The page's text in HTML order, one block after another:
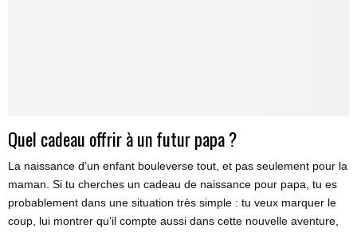
Quel cadeau offrir à un futur papa ?
La naissance d’un enfant bouleverse tout, et pas seulement pour la
maman. Si tu cherches un cadeau de naissance pour papa, tu es
probablement dans une situation très simple : tu veux marquer le
coup, lui montrer qu’il compte aussi dans cette nouvelle aventure,